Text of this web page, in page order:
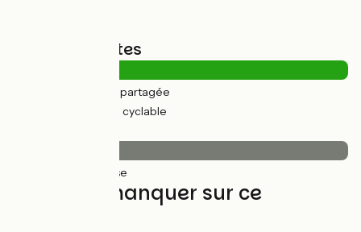
Types de routes
(12%) Route partagée
(88%) Voie cyclable
(100%) Lisse
À ne pas manquer sur ce